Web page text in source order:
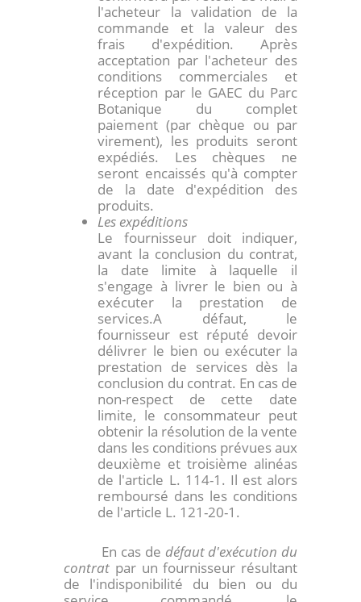
l'acheteur la validation de la
commande et la valeur des
frais d'expédition. Après
acceptation par l'acheteur des
conditions commerciales et
réception par le GAEC du Parc
Botanique du complet
paiement (par chèque ou par
virement), les produits seront
expédiés. Les chèques ne
seront encaissés qu'à compter
de la date d'expédition des
produits.
Les expéditions
Le fournisseur doit indiquer,
avant la conclusion du contrat,
la date limite à laquelle il
s'engage à livrer le bien ou à
exécuter la prestation de
services.A défaut, le
fournisseur est réputé devoir
délivrer le bien ou exécuter la
prestation de services dès la
conclusion du contrat. En cas de
non-respect de cette date
limite, le consommateur peut
obtenir la résolution de la vente
dans les conditions prévues aux
deuxième et troisième alinéas
de l'article L. 114-1. Il est alors
remboursé dans les conditions
de l'article L. 121-20-1.
En cas de défaut d'exécution du
contrat par un fournisseur résultant
de l'indisponibilité du bien ou du